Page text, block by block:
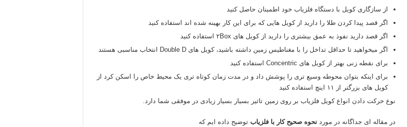
از سازگاری کویل با دستگاه فلزیاب خود اطمینان حاصل کنید
اگر قصد پیدا کردن طلا را دارید از کویل هایی که برای این کار بهینه شده اند استفاده کنید
اگر قصد دارید نفوذ به عمق بیشتری را دارید از کویل های ۲Box استفاده کنید
اگر میخواهید تا حداقل تداخل را با مغناطیس زمین داشته باشید، کویل های Double D انتخاب مناسبی هستند
برای نقطه زنی بهتر از کویل های Concentric استفاده کنید
برای اینکه بتوان محوطه وسیع تری را پوشش داد و در مدت زمان کوتاه تری یک محیط خاص را اسکن کرد از
کویل های بزرگتر از ۱۱ اینچ استفاده کنید
نوع حرکت دادن انواع کویل فلزیاب بر روی زمین تاثیر بسیار بسیار زیادی در موفقی شما دارد.
در مقاله ای جداگانه در مورد نحوه صحیح کار با فلزیاب توضیح داده ایم که